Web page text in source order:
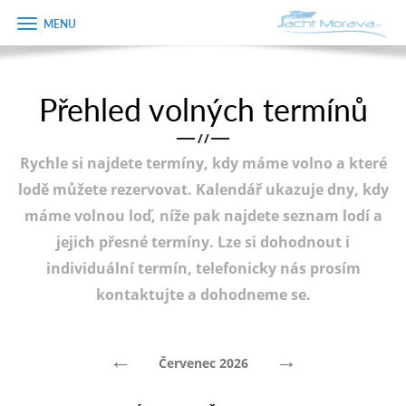
Úvodní strana
Plán plavby
Tipy na výlet
Fotogalerie
Zobrazit
menu
Přehled volných termínů
/ /
Rychle si najdete termíny, kdy máme volno a které
lodě můžete rezervovat. Kalendář ukazuje dny, kdy
máme volnou loď, níže pak najdete seznam lodí a
jejich přesné termíny. Lze si dohodnout i
individuální termín, telefonicky nás prosím
kontaktujte a dohodneme se.
← Červenec 2026 →
Objednávka
dárkového
Jméno
Telefon
E-mail